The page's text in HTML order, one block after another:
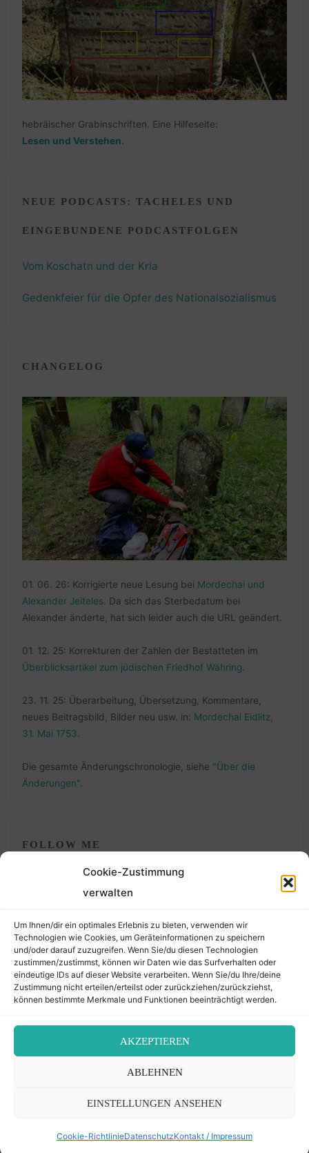
Cookie-Zustimmung
verwalten
Um Ihnen/dir ein optimales Erlebnis zu bieten, verwenden wir
Technologien wie Cookies, um Geräteinformationen zu speichern
und/oder darauf zuzugreifen. Wenn Sie/du diesen Technologien
zustimmen/zustimmst, können wir Daten wie das Surfverhalten oder
eindeutige IDs auf dieser Website verarbeiten. Wenn Sie/du Ihre/deine
Zustimmung nicht erteilen/erteilst oder zurückziehen/zurückziehst,
können bestimmte Merkmale und Funktionen beeinträchtigt werden.
AKZEPTIEREN
ABLEHNEN
EINSTELLUNGEN ANSEHEN
Cookie-RichtlinieDatenschutzKontakt / Impressum
hebräischer Grabinschriften. Eine Hilfeseite:
Lesen und Verstehen
NEUE PODCASTS: TACHELES UND
EINGEBUNDENE PODCASTFOLGEN
Vom Koschatn und der Kria
Gedenkfeier für die Opfer des Nationalsozialismus
CHANGELOG
01. 06. 26: Korrigierte neue Lesung bei Mordechai und
Alexander Jeiteles . Da sich das Sterbedatum bei
Alexander änderte, hat sich leider auch die URL geändert.
01. 12. 25: Korrekturen der Zahlen der Bestatteten im
Überblicksartikel zum jüdischen Friedhof Währing
23. 11. 25: Überarbeitung, Übersetzung, Kommentare,
neues Beitragsbild, Bilder neu usw. in: Mordechai Eidlitz,
31. Mai 1753
Die gesamte Änderungschronologie, siehe "Über die
Änderungen".
FOLLOW ME
©2026 Der Transkribierer
Kontakt / Impressum
Cookie-Richtlinie (EU)
Back
to